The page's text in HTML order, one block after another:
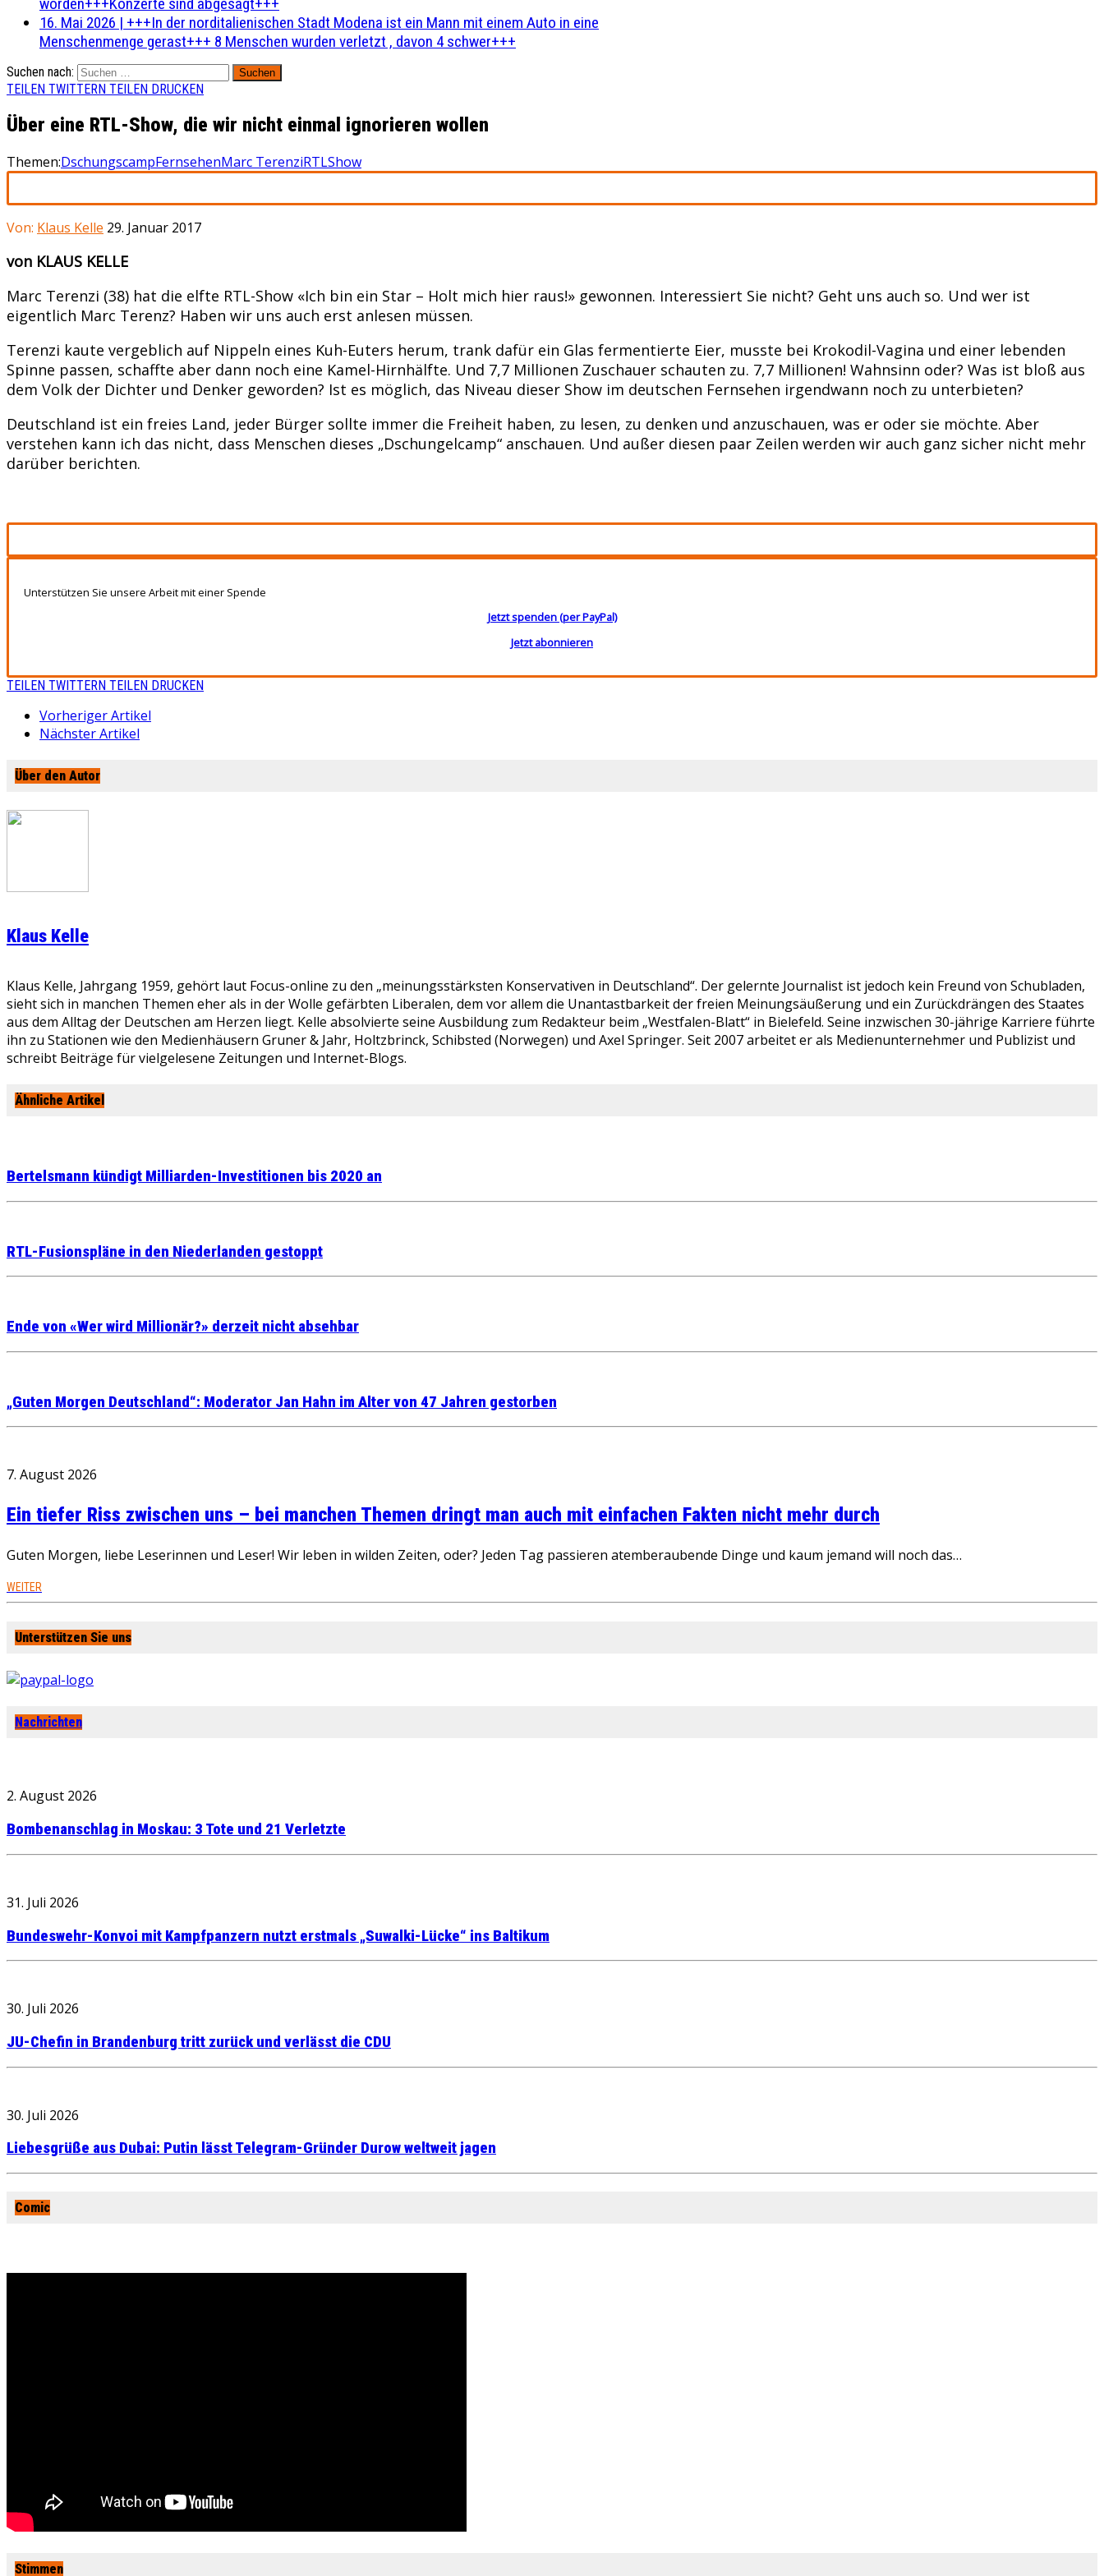
16. Mai 2026 | +++In der norditalienischen Stadt Modena ist ein Mann mit einem Auto in eine
Menschenmenge gerast+++ 8 Menschen wurden verletzt , davon 4 schwer+++
Suchen nach:
TEILEN TWITTERN TEILEN DRUCKEN
Über eine RTL-Show, die wir nicht einmal ignorieren wollen
Themen:DschungscampFernsehenMarc TerenziRTLShow
Von: Klaus Kelle 29. Januar 2017
von KLAUS KELLE
Marc Terenzi (38) hat die elfte RTL-Show «Ich bin ein Star – Holt mich hier raus!» gewonnen. Interessiert Sie nicht? Geht uns auch so. Und wer ist
eigentlich Marc Terenz? Haben wir uns auch erst anlesen müssen.
Terenzi kaute vergeblich auf Nippeln eines Kuh-Euters herum, trank dafür ein Glas fermentierte Eier, musste bei Krokodil-Vagina und einer lebenden
Spinne passen, schaffte aber dann noch eine Kamel-Hirnhälfte. Und 7,7 Millionen Zuschauer schauten zu. 7,7 Millionen! Wahnsinn oder? Was ist bloß aus
dem Volk der Dichter und Denker geworden? Ist es möglich, das Niveau dieser Show im deutschen Fernsehen irgendwann noch zu unterbieten?
Deutschland ist ein freies Land, jeder Bürger sollte immer die Freiheit haben, zu lesen, zu denken und anzuschauen, was er oder sie möchte. Aber
verstehen kann ich das nicht, dass Menschen dieses „Dschungelcamp“ anschauen. Und außer diesen paar Zeilen werden wir auch ganz sicher nicht mehr
darüber berichten.
Unterstützen Sie unsere Arbeit mit einer Spende
Jetzt spenden (per PayPal)
Jetzt abonnieren
TEILEN TWITTERN TEILEN DRUCKEN
Vorheriger Artikel
Nächster Artikel
Über den Autor
Klaus Kelle
Klaus Kelle, Jahrgang 1959, gehört laut Focus-online zu den „meinungsstärksten Konservativen in Deutschland“. Der gelernte Journalist ist jedoch kein Freund von Schubladen,
sieht sich in manchen Themen eher als in der Wolle gefärbten Liberalen, dem vor allem die Unantastbarkeit der freien Meinungsäußerung und ein Zurückdrängen des Staates
aus dem Alltag der Deutschen am Herzen liegt. Kelle absolvierte seine Ausbildung zum Redakteur beim „Westfalen-Blatt“ in Bielefeld. Seine inzwischen 30-jährige Karriere führte
ihn zu Stationen wie den Medienhäusern Gruner & Jahr, Holtzbrinck, Schibsted (Norwegen) und Axel Springer. Seit 2007 arbeitet er als Medienunternehmer und Publizist und
schreibt Beiträge für vielgelesene Zeitungen und Internet-Blogs.
Ähnliche Artikel
Bertelsmann kündigt Milliarden-Investitionen bis 2020 an
RTL-Fusionspläne in den Niederlanden gestoppt
Ende von «Wer wird Millionär?» derzeit nicht absehbar
„Guten Morgen Deutschland“: Moderator Jan Hahn im Alter von 47 Jahren gestorben
7. August 2026
Ein tiefer Riss zwischen uns – bei manchen Themen dringt man auch mit einfachen Fakten nicht mehr durch
Guten Morgen, liebe Leserinnen und Leser! Wir leben in wilden Zeiten, oder? Jeden Tag passieren atemberaubende Dinge und kaum jemand will noch das…
WEITER
Unterstützen Sie uns
Nachrichten
2. August 2026
Bombenanschlag in Moskau: 3 Tote und 21 Verletzte
31. Juli 2026
Bundeswehr-Konvoi mit Kampfpanzern nutzt erstmals „Suwalki-Lücke“ ins Baltikum
30. Juli 2026
JU-Chefin in Brandenburg tritt zurück und verlässt die CDU
30. Juli 2026
Liebesgrüße aus Dubai: Putin lässt Telegram-Gründer Durow weltweit jagen
Comic
Stimmen